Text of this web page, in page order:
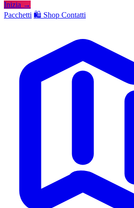
Inizia →
Pacchetti 🛍️ Shop Contatti